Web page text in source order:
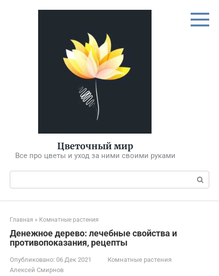
Цветочный мир
Все про цветы и уход за ними своими руками
Поиск:
Главная » Комнатные растения
Денежное дерево: лечебные свойства и
противопоказания, рецепты
Опубликовано: 06 Дек 2021
Комнатные растения
Алексей Смирнов